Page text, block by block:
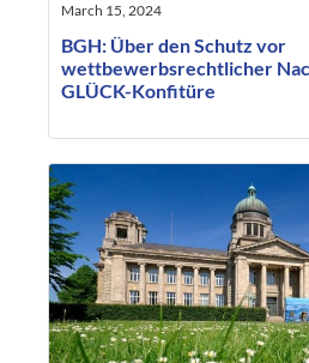
March 15, 2024
BGH: Über den Schutz vor
wettbewerbsrechtlicher
GLÜCK-Konfitüre